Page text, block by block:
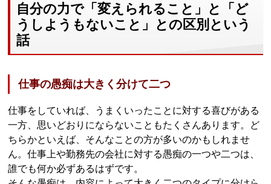
自分の力で「変えられること」と「ど
うしようもないこと」との区別という
話
仕事の愚痴は大きく分けて二つ
仕事をしていれば、うまくいったことに対する喜びがある
一方、思いどおりにならないこともたくさんあります。ど
ちらかといえば、そんなことの方が多いのかもしれませ
ん。仕事上や勤務先の会社に対する愚痴の一つや二つは、
誰でも何か必ずあるはずです。